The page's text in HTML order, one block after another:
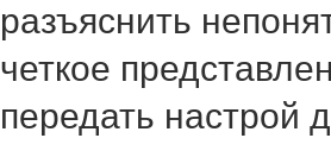
разъяснить
четкое
передать настрой